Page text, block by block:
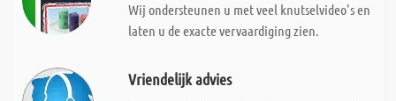
Wij ondersteunen u met veel knutselvideo's en
laten u de exacte vervaardiging zien.
Vriendelijk advies